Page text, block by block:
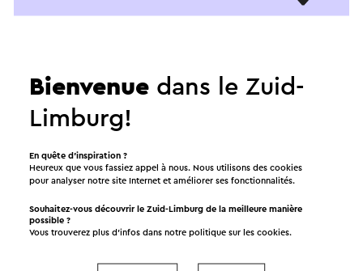
Informations et réserver
Bienvenue dans le Zuid-
Limburg!
En quête d’inspiration ?
Heureux que vous fassiez appel à nous. Nous utilisons des cookies
pour analyser notre site Internet et améliorer ses fonctionnalités.
Souhaitez-vous découvrir le Zuid-Limburg de la meilleure manière
possible ?
Vous trouverez plus d’infos dans notre politique sur lescookies.